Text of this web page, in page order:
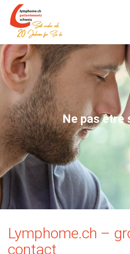
Ne pas être
Lymphome.ch –
contact